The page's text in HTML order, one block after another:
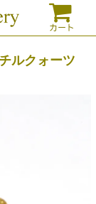
カート
ルクォーツ